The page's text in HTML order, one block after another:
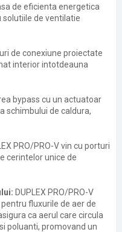
de eficienta energetica
solutiile de ventilatie
de conexiune proiectate
interior intotdeauna
bypass cu un actuatoar
schimbului de caldura,
PRO/PRO-V vin cu porturi
cerintelor unice de
DUPLEX PRO/PRO-V
fluxurile de aer de
ca aerul care circula
poluanti, promovand un